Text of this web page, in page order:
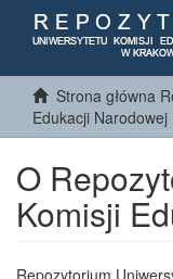
Strona główna
Edukacji Narodowej
O
Komisji
Repozytorium